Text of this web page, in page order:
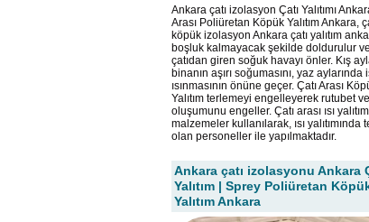
Ankara çatı izolasyon Çatı Yalıtımı
Arası Poliüretan Köpük Yalıtım Ankara,
köpük izolasyon Ankara çatı yalıtım
boşluk kalmayacak şekilde doldurulur ve
çatıdan giren soğuk havayı önler. Kış
binanın aşırı soğumasını, yaz aylarında
ısınmasının önüne geçer. Çatı Arası
Yalıtım terlemeyi engelleyerek rutubet
oluşumunu engeller. Çatı arası ısı
malzemeler kullanılarak, ısı yalıtımında
olan personeller ile yapılmaktadır.
Ankara çatı izolasyonu Ankara
Yalıtım | Sprey Poliüretan
Yalıtım Ankara